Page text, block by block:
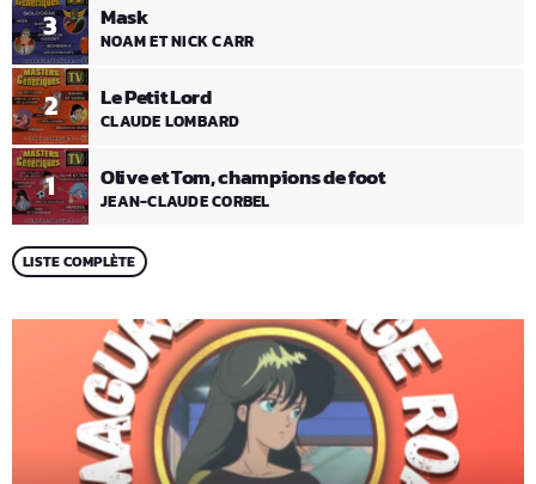
1 Olive et Tom, champions de foot
JEAN-CLAUDE CORBEL
2 Le Petit Lord
CLAUDE LOMBARD
3 Mask
NOAM ET NICK CARR
LISTE COMPLÈTE